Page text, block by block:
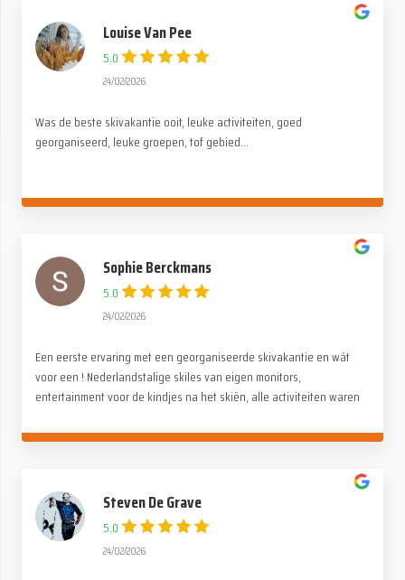
Louise Van Pee
5.0
24/02/2026
Was de beste skivakantie ooit, leuke activiteiten, goed
georganiseerd, leuke groepen, tof gebied...
Sophie Berckmans
5.0
24/02/2026
Een eerste ervaring met een georganiseerde skivakantie en wát
voor een ! Nederlandstalige skiles van eigen monitors,
entertainment voor de kindjes na het skiën, alle activiteiten waren
genoten !
Steven De Grave
5.0
24/02/2026